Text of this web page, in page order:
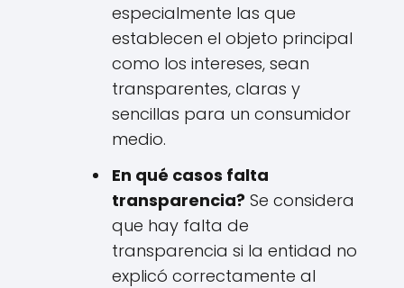
especialmente las que
establecen el objeto principal
como los intereses, sean
transparentes, claras y
sencillas para un consumidor
medio.
En qué casos falta
transparencia? Se considera
que hay falta de
transparencia si la entidad no
explicó correctamente al